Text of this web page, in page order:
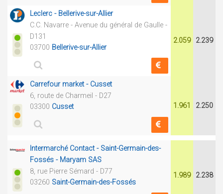
Leclerc - Bellerive-sur-Allier
C.C. Navarre - Avenue du général de Gaulle -
D131
03700 Bellerive-sur-Allier
2.059 2.239
Carrefour market - Cusset
6, route de Charmeil - D27
03300 Cusset 1.961 2.250
Intermarché Contact - Saint-Germain-des-
Fossés - Maryam SAS
8, rue Pierre Sémard - D77
03260 Saint-Germain-des-Fossés
1.989 2.238